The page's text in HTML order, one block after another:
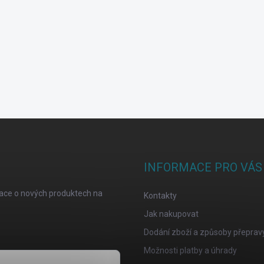
o nových produktech na
INFORMACE PRO VÁS
Kontakty
Jak nakupovat
Dodání zboží a způsoby
Možnosti platby a úhrady